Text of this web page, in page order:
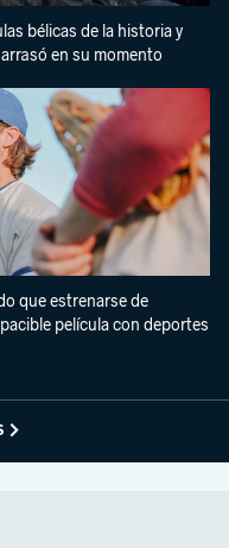
bélicas de la historia y
en su momento
que estrenarse de
película con deportes